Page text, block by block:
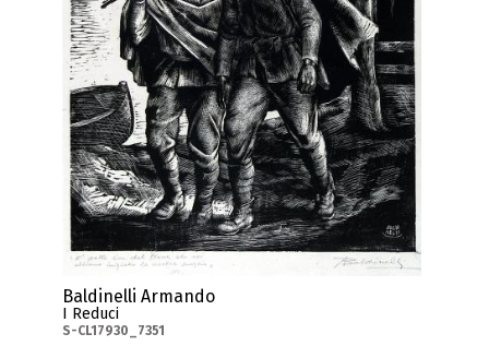
Baldinelli Armando
I Reduci
S-CL17930_7351